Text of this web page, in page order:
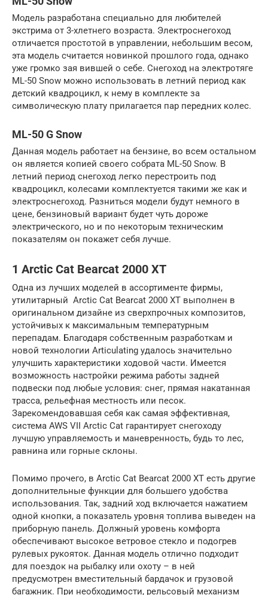
Модель разработана специально для любителей
экстрима от 3-хлетнего возраста. Электроснегоход
отличается простотой в управлении, небольшим весом,
эта модель считается новинкой прошлого года, однако
уже громко зая вившей о себе. Снегоход на электротяге
ML-50 Snow можно использовать в летний период как
детский квадроцикл, к нему в комплекте за
символическую плату прилагается пар передних колес.
ML-50 G Snow
Данная модель работает на бензине, во всем остальном
он является копией своего собрата ML-50 Snow. В
летний период снегоход легко перестроить под
квадроцикл, колесами комплектуется такими же как и
электроснегоход. Разниться модели будут немного в
цене, бензиновый вариант будет чуть дороже
электрического, но и по некоторым техническим
показателям он покажет себя лучше.
1 Arctic Cat Bearcat 2000 XT
Одна из лучших моделей в ассортименте фирмы,
утилитарный Arctic Cat Bearcat 2000 XT выполнен в
оригинальном дизайне из сверхпрочных композитов,
устойчивых к максимальным температурным
перепадам. Благодаря собственным разработкам и
новой технологии Articulating удалось значительно
улучшить характеристики ходовой части. Имеется
возможность настройки режима работы задней
подвески под любые условия: снег, прямая накатанная
трасса, рельефная местность или песок.
Зарекомендовавшая себя как самая эффективная,
система AWS VII Arctic Cat гарантирует снегоходу
лучшую управляемость и маневренность, будь то лес,
равнина или горные склоны.
Помимо прочего, в Arctic Cat Bearcat 2000 XT есть другие
дополнительные функции для большего удобства
использования. Так, задний ход включается нажатием
одной кнопки, а показатель уровня топлива выведен на
приборную панель. Должный уровень комфорта
обеспечивают высокое ветровое стекло и подогрев
рулевых рукояток. Данная модель отлично подходит
для поездок на рыбалку или охоту – в ней
предусмотрен вместительный бардачок и грузовой
багажник. При необходимости, рельсовый механизм